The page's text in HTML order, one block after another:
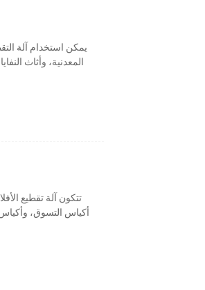
يمكن استخدام آلة
المعدنية، وأثاث
تتكون آلة تقطيع
أكياس التسوق، وأكياس